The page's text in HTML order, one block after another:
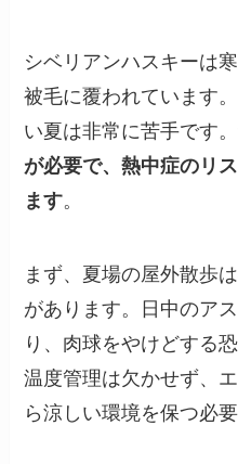
シベリアンハスキーは
被毛に覆われています
い夏は非常に苦手です。
が必要で、熱中症のリ
ます。
まず、夏場の屋外散歩
があります。日中のア
り、肉球をやけどする
温度管理は欠かせず、
ら涼しい環境を保つ必